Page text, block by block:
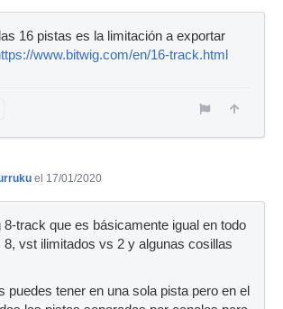
16 pistas es la limitación a exportar
www.bitwig.com/en/16-track.html
el 17/01/2020
8-track que es básicamente igual en todo
vst ilimitados vs 2 y algunas cosillas
puedes tener en una sola pista pero en el